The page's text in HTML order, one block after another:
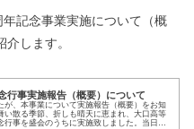
記念事業実施について（概
します。
行事実施報告（概要）について
が、本事業について実施報告（概要）をお知
い散る季節、折しも晴天に恵まれ、大口高等
行事を盛会のうちに実施致しました。当日の